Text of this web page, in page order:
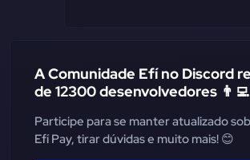
A Comunidade Efí no Discord
de 12300 desenvolvedores
Participe para se manter atualizado
Efí Pay, tirar dúvidas e muito mais! 😊